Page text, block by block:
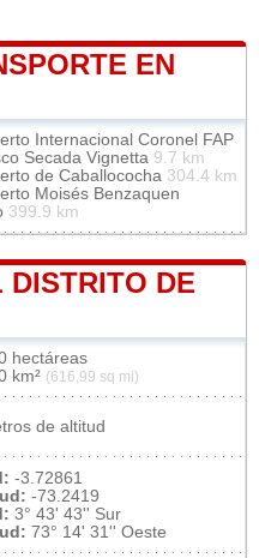
EN
Internacional Coronel FAP
Secada Vignetta 9.7 km
de Caballococha 304.4 km
Moisés Benzaquen
399.9 km
DISTRITO DE
hectáreas
km² (616,99 sq mi)
de altitud
-3.72861
-73.2419
3° 43' 43'' Sur
73° 14' 31'' Oeste